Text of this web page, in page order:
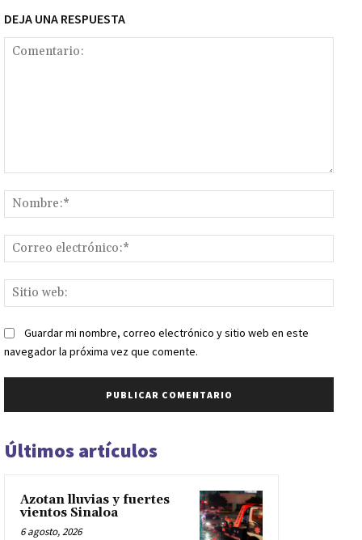
DEJA UNA RESPUESTA
web:
Guardar mi nombre, correo electrónico y sitio web en este
navegador la próxima vez que comente.
Últimos artículos
Azotan lluvias y fuertes
vientos Sinaloa
6 agosto, 2026